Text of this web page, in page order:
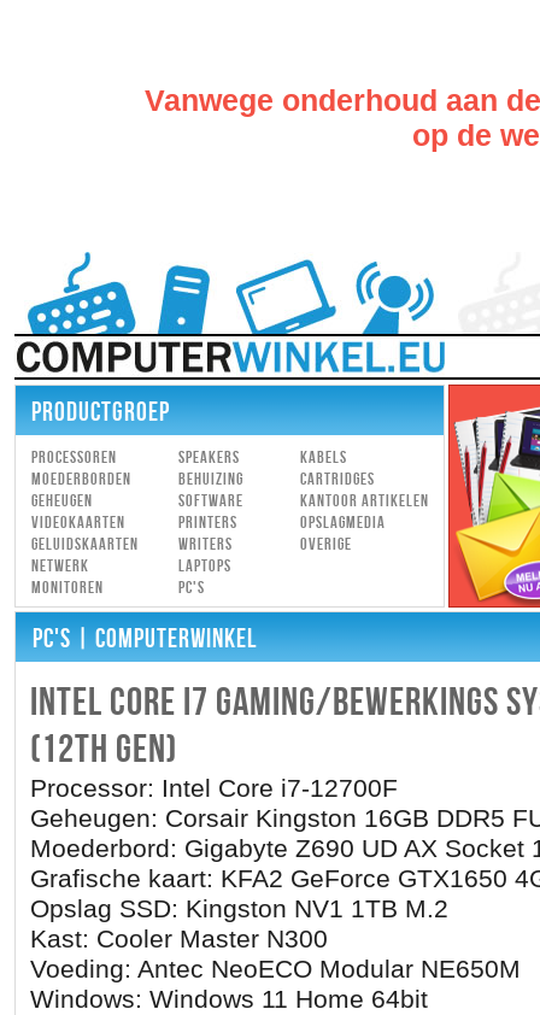
Vanwege onderhoud aan
op de
PRODUCTGROEP
Processoren
Moederborden
Geheugen
Videokaarten
Geluidskaarten
Netwerk
Monitoren
Speakers
Behuizing
Software
Printers
Writers
Laptops
PC's
Kabels
Cartridges
Kantoor artikelen
Opslagmedia
Overige
PC'S| COMPUTERWINKEL
INTEL CORE I7 GAMING/BEWERKINGS
(12TH GEN)
Processor: Intel Core i7-12700F
Geheugen: Corsair Kingston 16GB DDR5
Moederbord: Gigabyte Z690 UD AX Socket
Grafische kaart: KFA2 GeForce GTX1650
Opslag SSD: Kingston NV1 1TB M.2
Kast: Cooler Master N300
Voeding: Antec NeoECO Modular NE650M
Windows: Windows 11 Home 64bit